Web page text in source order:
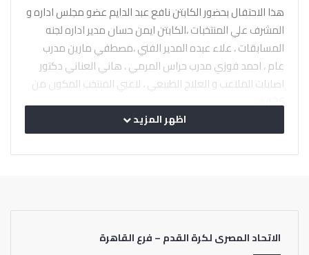
هذا الاحتفال بحضور الكابتن نافع عبد الدايم عضو مجلس اداره و
المشرف علي المنتخبات ،الكابتن ايمن حسان مدير اداره لجنه
المسابقات ، علاء عبده المدير الفني ،مصطفي مارين مدرب
عام ، احمد فوزي مدرب حراس المرمي ، هاني العناني دكتور
اصابات الملاعب و العلاج الطبيعي ، لاعبي المنتخب المكون من
26 لاعب .
شكرا أولياء أمور منتخب مواليد 2005 علي هذا الحفل .
اظهر المزيد
الاتحاد المصرى لكرة القدم – فرع القاهرة